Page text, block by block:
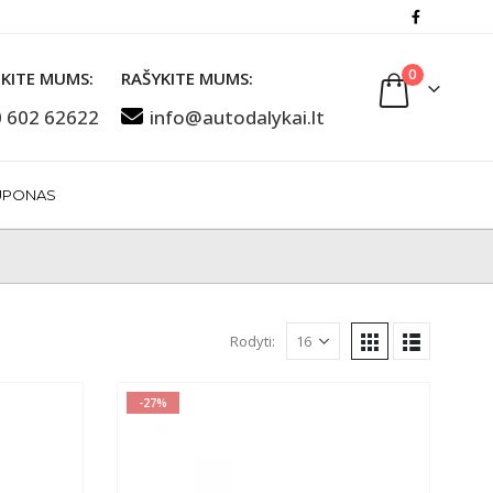
MUMS:
602 62622
RAŠYKITE MUMS:
info@autodalykai.lt
0
Rodyti:
-27%